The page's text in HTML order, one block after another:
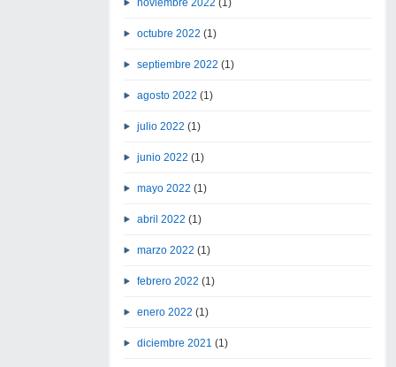
noviembre 2022 (1)
octubre 2022 (1)
septiembre 2022 (1)
agosto 2022 (1)
julio 2022 (1)
junio 2022 (1)
mayo 2022 (1)
abril 2022 (1)
marzo 2022 (1)
febrero 2022 (1)
enero 2022 (1)
diciembre 2021 (1)